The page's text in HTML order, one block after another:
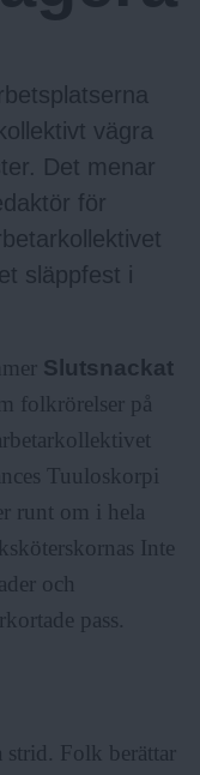
n
vägra
Det menar
för
släppfest i
Slutsnackat
folkrörelser på
Tuuloskorpi
runt om i hela
Inte
och
pass.
strid. Folk berättar